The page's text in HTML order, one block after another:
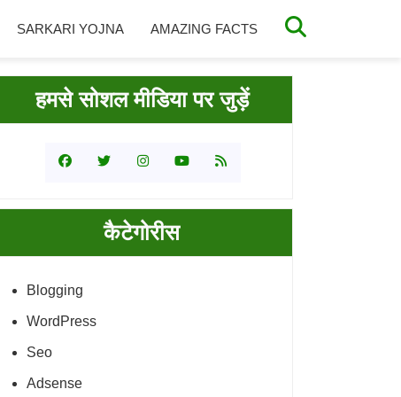
SARKARI YOJNA AMAZING FACTS
Primary
Sidebar
हमसे सोशल मीडिया पर जुड़ें
कैटेगोरीस
Blogging
WordPress
Seo
Adsense